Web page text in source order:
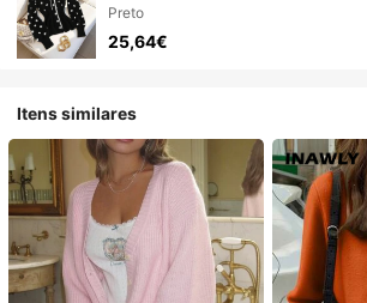
comprida, para outono/inverno feminino
Preto
25,64€
Itens similares